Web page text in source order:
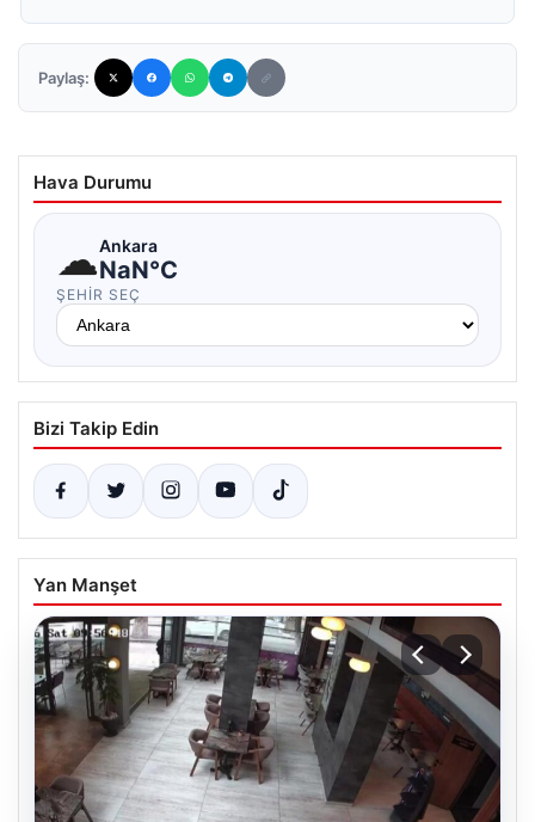
Paylaş:
Hava Durumu
☁Ankara
NaN°C
ŞEHIR SEÇ
Bizi Takip Edin
Yan Manşet